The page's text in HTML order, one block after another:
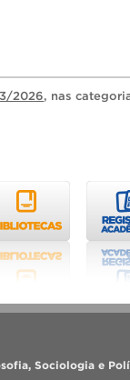
2026, nas
Sociologia e